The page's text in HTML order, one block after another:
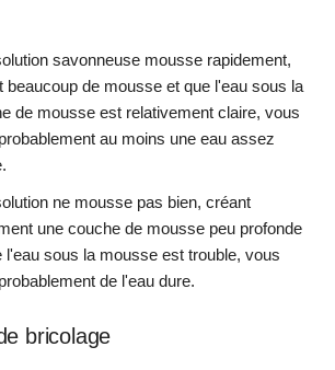
savonneuse mousse rapidement,
beaucoup de mousse et que l'eau sous la
de mousse est relativement claire, vous
au moins une eau assez
ne mousse pas bien, créant
une couche de mousse peu profonde
l'eau sous la mousse est trouble, vous
de l'eau dure.
bricolage